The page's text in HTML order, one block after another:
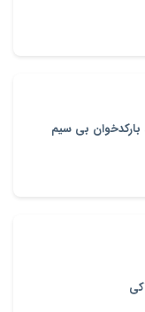
بارکدخوان بی سیم